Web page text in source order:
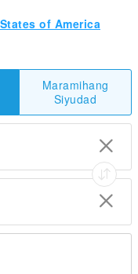
of America
Maramihang
Siyudad